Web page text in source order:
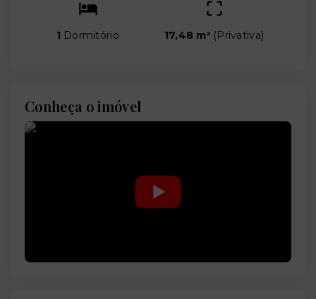
1 Dormitório 17,48 m² (Privativa)
Conheça o imóvel